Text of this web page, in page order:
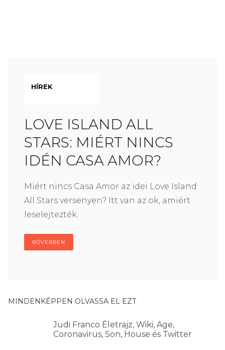
HÍREK
LOVE ISLAND ALL
STARS: MIÉRT NINCS
IDÉN CASA AMOR?
Miért nincs Casa Amor az idei Love Island
All Stars versenyen? Itt van az ok, amiért
leselejtezték.
BŐVEBBEN
MINDENKÉPPEN OLVASSA EL EZT
Judi Franco Életrajz, Wiki, Age,
Coronavirus, Son, House és Twitter